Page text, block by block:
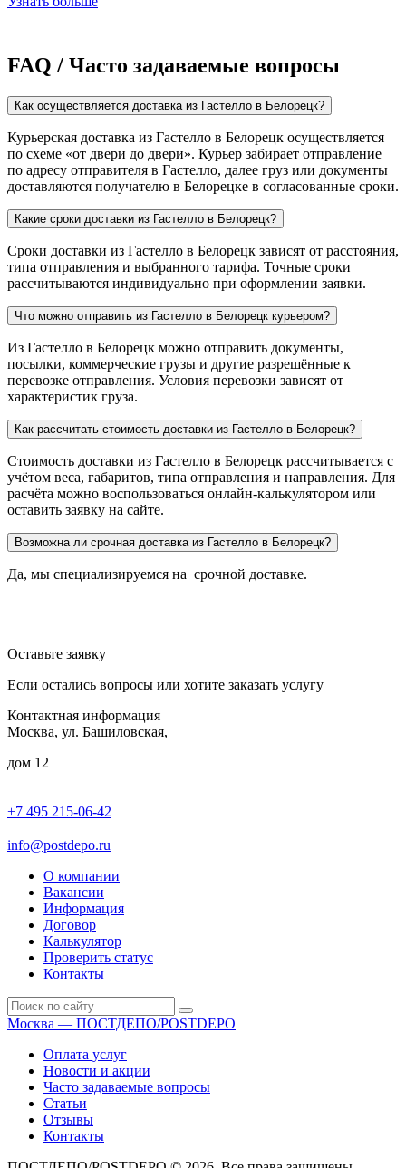
FAQ / Часто задаваемые вопросы
Как осуществляется доставка из Гастелло в Белорецк?
Курьерская доставка из Гастелло в Белорецк осуществляется
по схеме «от двери до двери». Курьер забирает отправление
по адресу отправителя в Гастелло, далее груз или документы
доставляются получателю в Белорецке в согласованные сроки.
Какие сроки доставки из Гастелло в Белорецк?
Сроки доставки из Гастелло в Белорецк зависят от расстояния,
типа отправления и выбранного тарифа. Точные сроки
рассчитываются индивидуально при оформлении заявки.
Что можно отправить из Гастелло в Белорецк курьером?
Из Гастелло в Белорецк можно отправить документы,
посылки, коммерческие грузы и другие разрешённые к
перевозке отправления. Условия перевозки зависят от
характеристик груза.
Как рассчитать стоимость доставки из Гастелло в Белорецк?
Стоимость доставки из Гастелло в Белорецк рассчитывается с
учётом веса, габаритов, типа отправления и направления. Для
расчёта можно воспользоваться онлайн-калькулятором или
оставить заявку на сайте.
Возможна ли срочная доставка из Гастелло в Белорецк?
Да, мы специализируемся на срочной доставке.
Оставьте заявку
Если остались вопросы или хотите заказать услугу
Контактная информация
Москва, ул. Башиловская,
дом 12
+7 495 215-06-42
info@postdepo.ru
О компании
Вакансии
Информация
Договор
Калькулятор
Проверить статус
Контакты
Москва — ПОСТДЕПО/POSTDEPO
Оплата услуг
Новости и акции
Часто задаваемые вопросы
Статьи
Отзывы
Контакты